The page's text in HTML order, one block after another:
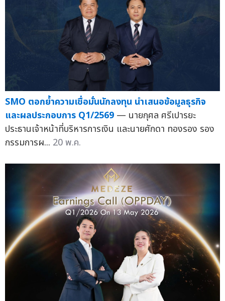
SMO ตอกย้ำความเชื่อมั่นนักลงทุน นำเสนอข้อมูลธุรกิจ
และผลประกอบการ Q1/2569 — นายกุศล ศรีเปารยะ
ประธานเจ้าหน้าที่บริหารการเงิน และนายศักดา ทองรอง รอง
กรรมการผ... 20 พ.ค.